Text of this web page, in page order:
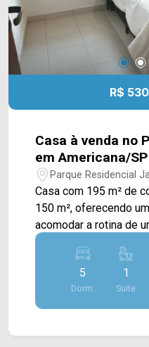
R$
Casa à venda no
em Americana/SP
Parque Residencial
Casa com 195 m² de
150 m², oferecendo
acomodar a rotina de
com ambientes bem
interno que permite
suíte, 3 banheiros e 2
cobertas. Entre os
5
Dorm.
1
Suite